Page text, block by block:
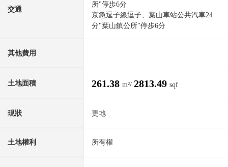
交通
所"停歩6分
京急逗子線逗子、葉山車站公共汽車24
分"葉山鎮公所"停歩6分
其他費用
土地面積 261.38 m²/ 2813.49 sqf
現狀 更地
土地權利 所有權